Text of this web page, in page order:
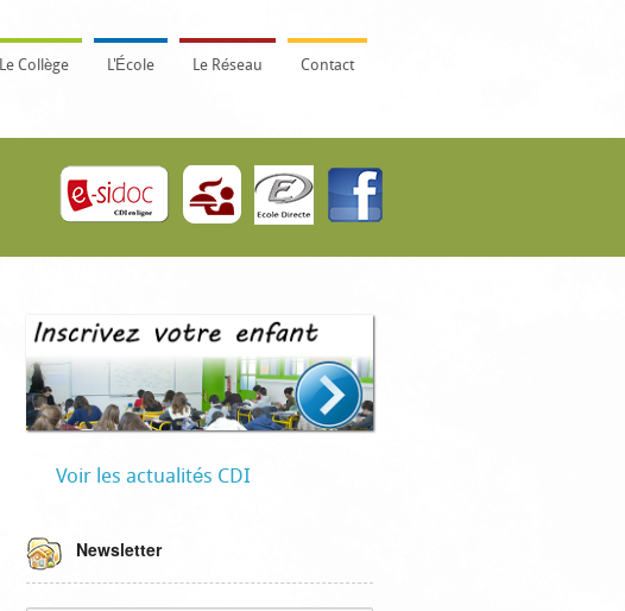
Le Collège L'École Le Réseau Contact
Voir les actualités CDI
Newsletter